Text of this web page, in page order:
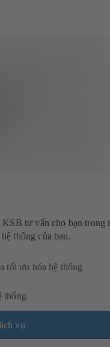
tư vấn cho bạn trong
thống của bạn.
tối ưu hóa hệ thống
thống
vụ